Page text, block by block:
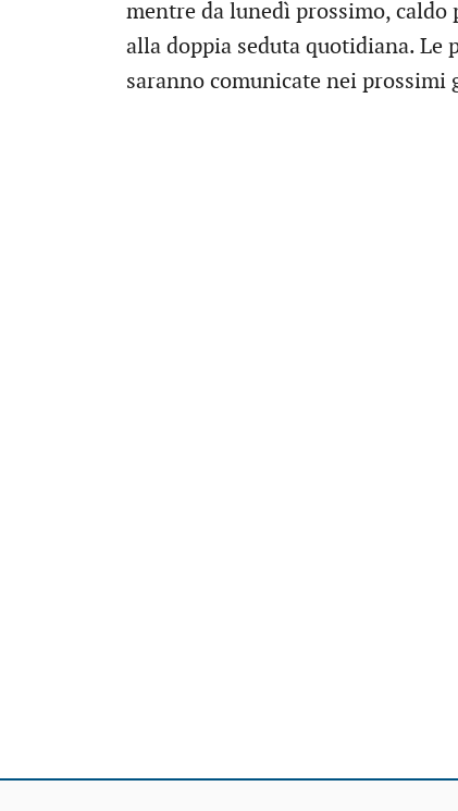
mentre da lunedì prossimo,
alla doppia seduta quotidiana.
saranno comunicate nei prossimi